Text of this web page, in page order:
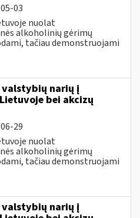
03
nuolat
alkoholinių gėrimų
tačiau demonstruojami
valstybių narių į
bei akcizų
29
nuolat
alkoholinių gėrimų
tačiau demonstruojami
valstybių narių į